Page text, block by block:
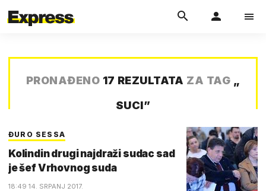
PRONAĐENO 17 REZULTATA ZA TAG „
SUCI”
ĐURO SESSA
Kolindin drugi najdraži sudac sad
je šef Vrhovnog suda
18:49 14. SRPANJ 2017.